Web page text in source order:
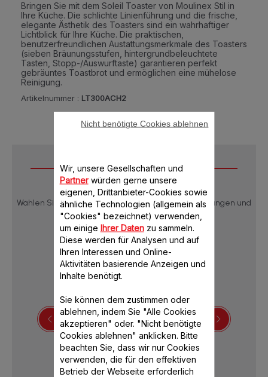
Bringen Sie mit dem Soleil Toaster von Moulinex Stil in
Ihre Küche. Die schlichte Linienführung und die frische,
elegante Ästhetik des Toasters sind ein wahrhaftiger
Lichtblick für Ihre Küche. Die praktischen,
benutzerfreundlichen Austattungsmerkmale des Toasters
(sieben Bräunungsstufen, hintergrundbeleuchtete
Tasten, Stopp-/Auswurftaste) garantieren perfekt
gebräuntes Toastbrot und ermöglichen eine mühelose
Reinigung.
Artikelnummer : LT300ACH2
Downloads
Wählen Sie eine Sprache, um die Produktbeschreibungen und
Bedienungsanleitungen anzuzeigen:
Bedienungsanleitung
Wir, unsere Gesellschaften und
Partnerwürden gerne unsere
eigenen, Drittanbieter-Cookies sowie
ähnliche Technologien (allgemein als
"Cookies" bezeichnet) verwenden,
um einige Ihrer Datenzu sammeln.
Diese werden für Analysen und auf
Ihren Interessen und Online-
Aktivitäten basierende Anzeigen und
Inhalte benötigt.
Sie können dem zustimmen oder
ablehnen, indem Sie "Alle Cookies
akzeptieren" oder. "Nicht benötigte
Cookies ablehnen" anklicken. Bitte
beachten Sie, dass wir nur Cookies
verwenden, die für den effektiven
Betrieb der Webseite erforderlich
Nicht benötigte Cookies ablehnen